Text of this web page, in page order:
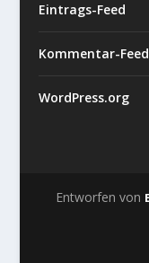
Eintrags-Feed
Kommentar-Feed
WordPress.org
Entworfen von